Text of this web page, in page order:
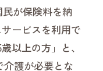
が保険料を納
ービスを利用で
以上の方」と、
介護が必要とな